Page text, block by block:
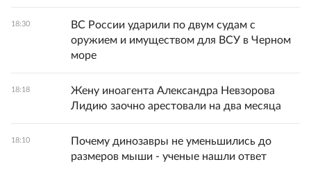
18:30
ВС России ударили по двум судам с
оружием и имуществом для ВСУ в Черном
море
18:18
Жену иноагента Александра Невзорова
Лидию заочно арестовали на два месяца
18:10
Почему динозавры не уменьшились до
размеров мыши - ученые нашли ответ